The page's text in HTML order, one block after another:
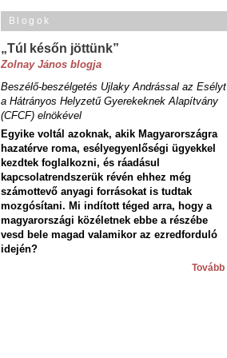
Blogok
„Túl későn jöttünk”
Zolnay János blogja
Beszélő-beszélgetés Ujlaky Andrással az Esélyt
a Hátrányos Helyzetű Gyerekeknek Alapítvány
(CFCF) elnökével
Egyike voltál azoknak, akik Magyarországra
hazatérve roma, esélyegyenlőségi ügyekkel
kezdtek foglalkozni, és ráadásul
kapcsolatrendszerük révén ehhez még
számottevő anyagi forrásokat is tudtak
mozgósítani. Mi indított téged arra, hogy a
magyarországi közéletnek ebbe a részébe
vesd bele magad valamikor az ezredforduló
idején?
Tovább